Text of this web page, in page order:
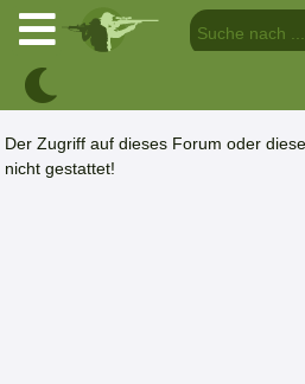
Der Zugriff auf dieses Forum oder
nicht gestattet!